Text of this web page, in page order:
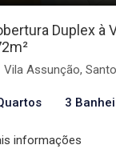
Duplex à
Vila Assunção,
3
informações